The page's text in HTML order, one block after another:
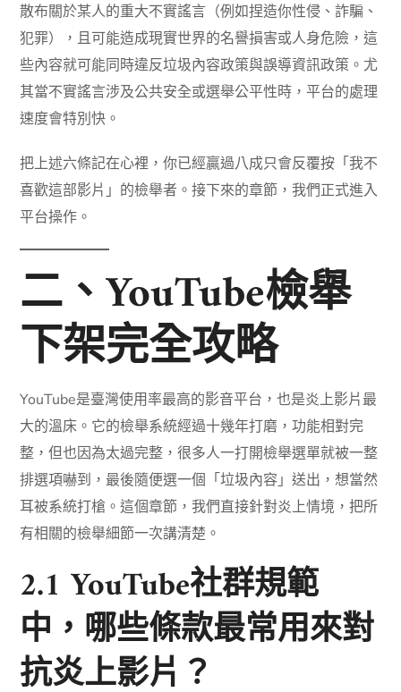
散布關於某人的重大不實謠言（例如捏造你性侵、詐騙、
犯罪），且可能造成現實世界的名譽損害或人身危險，這
些內容就可能同時違反垃圾內容政策與誤導資訊政策。尤
其當不實謠言涉及公共安全或選舉公平性時，平台的處理
速度會特別快。
把上述六條記在心裡，你已經贏過八成只會反覆按「我不
喜歡這部影片」的檢舉者。接下來的章節，我們正式進入
平台操作。
二、YouTube檢舉
下架完全攻略
YouTube是臺灣使用率最高的影音平台，也是炎上影片最
大的溫床。它的檢舉系統經過十幾年打磨，功能相對完
整，但也因為太過完整，很多人一打開檢舉選單就被一整
排選項嚇到，最後隨便選一個「垃圾內容」送出，想當然
耳被系統打槍。這個章節，我們直接針對炎上情境，把所
有相關的檢舉細節一次講清楚。
2.1 YouTube社群規範
中，哪些條款最常用來對
抗炎上影片？